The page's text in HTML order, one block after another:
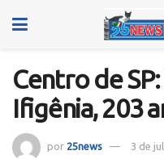
Centro de SP:
Ifigênia, 203
por 25news 3 de